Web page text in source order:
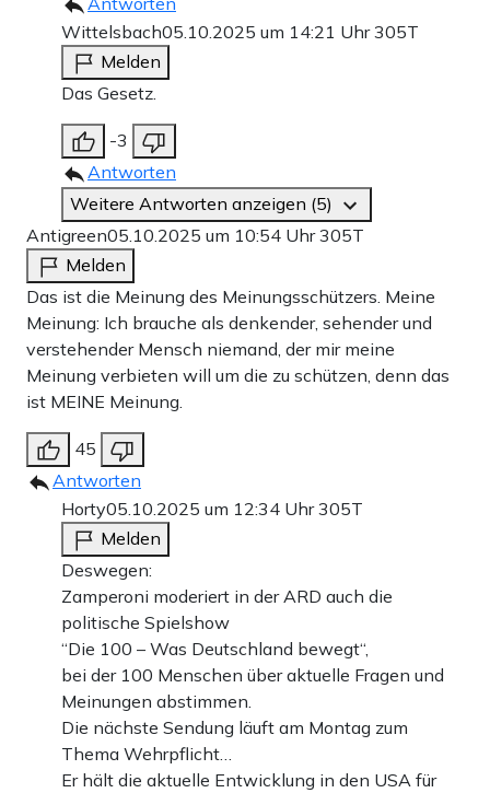
Wittelsbach05.10.2025 um 14:21 Uhr305T
Melden
Das Gesetz.
-3
Antworten
Weitere Antworten anzeigen (5)
Antigreen05.10.2025 um 10:54 Uhr305T
Melden
Das ist die Meinung des Meinungsschützers. Meine
Meinung: Ich brauche als denkender, sehender und
verstehender Mensch niemand, der mir meine
Meinung verbieten will um die zu schützen, denn das
ist MEINE Meinung.
45
Antworten
Horty05.10.2025 um 12:34 Uhr305T
Melden
Deswegen:
Zamperoni moderiert in der ARD auch die
politische Spielshow
“Die 100 – Was Deutschland bewegt“,
bei der 100 Menschen über aktuelle Fragen und
Meinungen abstimmen.
Die nächste Sendung läuft am Montag zum
Thema Wehrpflicht…
Er hält die aktuelle Entwicklung in den USA für